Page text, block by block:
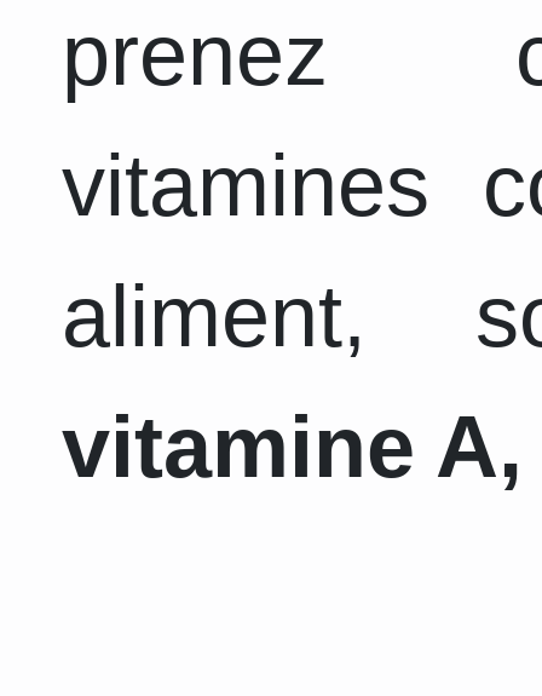
prenez
vitamines
aliment,
vitamine A,